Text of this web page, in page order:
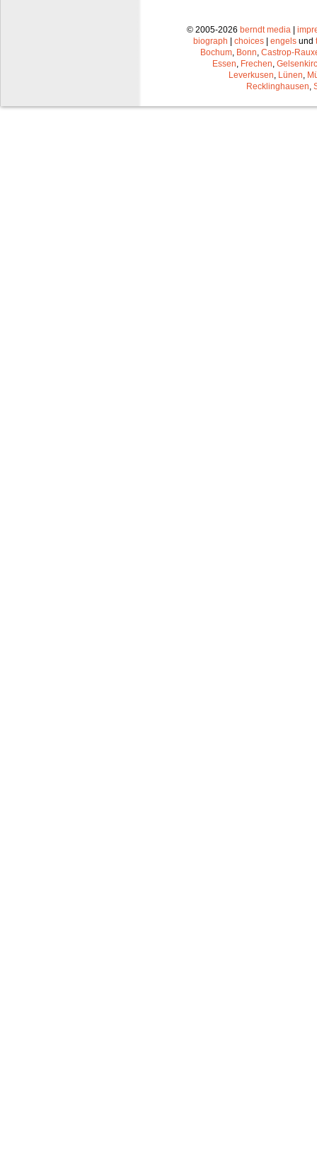
© 2005-2026 berndt media|
biograph
choices engels und
Bochum, Bonn, Castrop-
Essen, Frechen,
Leverkusen, Lünen,
Recklinghausen,